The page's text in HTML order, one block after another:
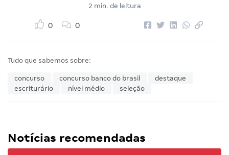
2 min. de leitura
0 0
Tudo que sabemos sobre:
concurso concurso banco do brasil
destaque
escriturário
nível médio seleção
Notícias recomendadas